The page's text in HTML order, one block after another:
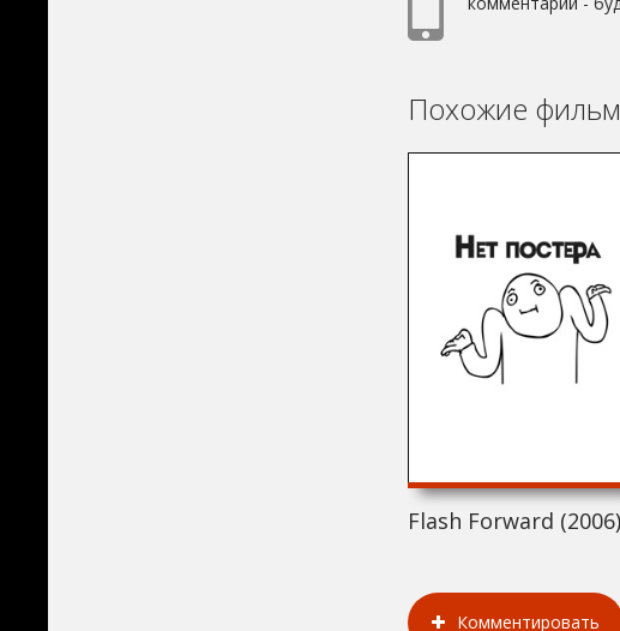
Похожие
Flash Forward (2006)
Комментировать